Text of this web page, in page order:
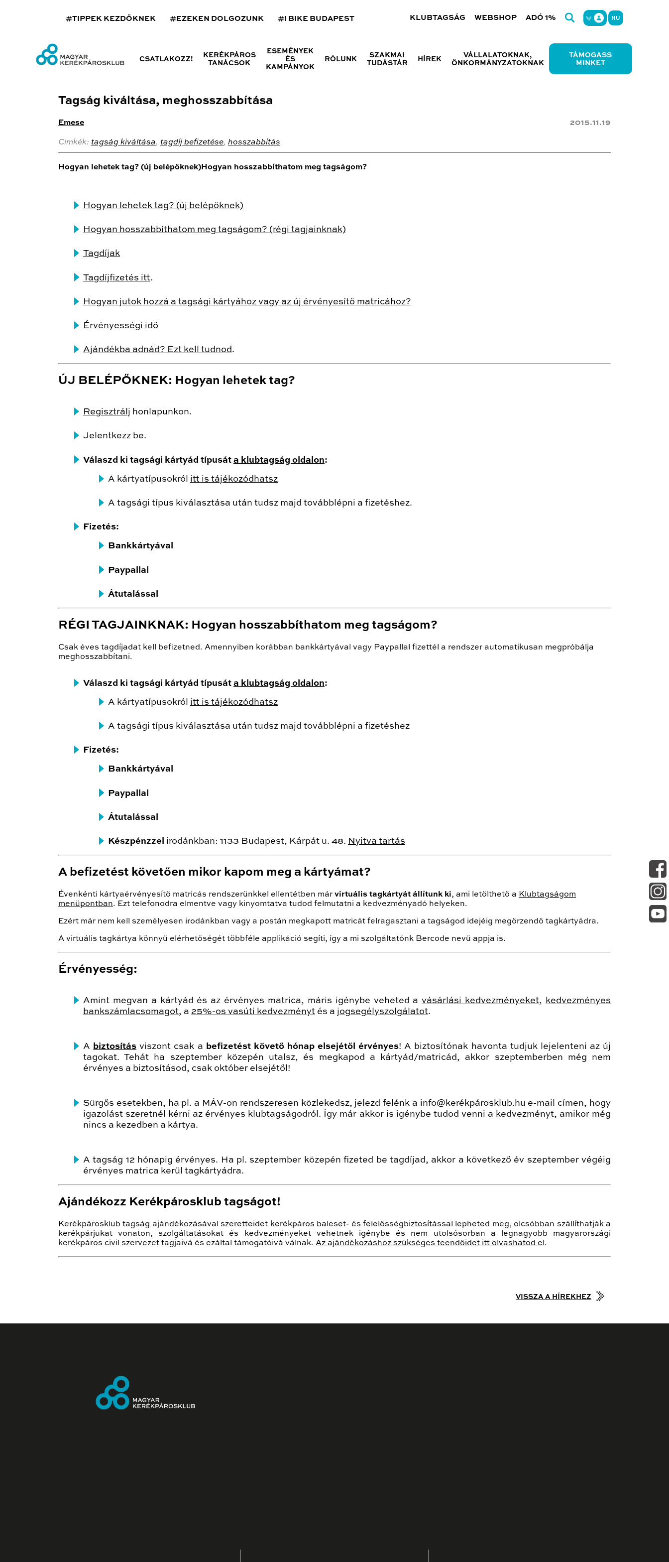
#TIPPEK KEZDŐKNEK #EZEKEN DOLGOZUNK #I BIKE BUDAPEST KLUBTAGSÁG WEBSHOP ADÓ 1% HU
CSATLAKOZZ!
KERÉKPÁROS
TANÁCSOK
ESEMÉNYEK
ÉS
KAMPÁNYOK
RÓLUNK
SZAKMAI
TUDÁSTÁR
HÍREK
VÁLLALATOKNAK,
ÖNKORMÁNYZATOKNAK
TÁMOGASS
MINKET
Tagság kiváltása, meghosszabbítása
Emese 2015.11.19
Cimkék: tagság kiváltása, tagdíj befizetése, hosszabbítás
Hogyan lehetek tag? (új belépőknek)Hogyan hosszabbíthatom meg tagságom?
Hogyan lehetek tag? (új belépőknek)
Hogyan hosszabbíthatom meg tagságom? (régi tagjainknak)
Tagdíjak
Tagdíjfizetés itt.
Hogyan jutok hozzá a tagsági kártyához vagy az új érvényesítő matricához?
Érvényességi idő
Ajándékba adnád? Ezt kell tudnod.
ÚJ BELÉPŐKNEK: Hogyan lehetek tag?
Regisztrálj honlapunkon.
Jelentkezz be.
Válaszd ki tagsági kártyád típusát a klubtagság oldalon:
A kártyatípusokról itt is tájékozódhatsz
A tagsági típus kiválasztása után tudsz majd továbblépni a fizetéshez.
Fizetés:
Bankkártyával
Paypallal
Átutalással
RÉGI TAGJAINKNAK: Hogyan hosszabbíthatom meg tagságom?
Csak éves tagdíjadat kell befizetned. Amennyiben korábban bankkártyával vagy Paypallal fizettél a rendszer automatikusan megpróbálja
meghosszabbítani.
Válaszd ki tagsági kártyád típusát a klubtagság oldalon:
A kártyatípusokról itt is tájékozódhatsz
A tagsági típus kiválasztása után tudsz majd továbblépni a fizetéshez
Fizetés:
Bankkártyával
Paypallal
Átutalással
Készpénzzel irodánkban: 1133 Budapest, Kárpát u. 48. Nyitva tartás
A befizetést követően mikor kapom meg a kártyámat?
Évenkénti kártyaérvényesítő matricás rendszerünkkel ellentétben már virtuális tagkártyát állítunk ki, ami letölthető a Klubtagságom
menüpontban. Ezt telefonodra elmentve vagy kinyomtatva tudod felmutatni a kedvezményadó helyeken.
Ezért már nem kell személyesen irodánkban vagy a postán megkapott matricát felragasztani a tagságod idejéig megőrzendő tagkártyádra.
A virtuális tagkártya könnyű elérhetőségét többféle applikáció segíti, így a mi szolgáltatónk Bercode nevű appja is.
Érvényesség:
Amint megvan a kártyád és az érvényes matrica, máris igénybe veheted avásárlási kedvezményeket,
kedvezményes
bankszámlacsomagot, a 25%-os vasúti kedvezményt és a jogsegélyszolgálatot.
A biztosítás viszont csak a befizetést követő hónap elsejétől érvényes! A biztosítónak havonta tudjuk lejelenteni az új
tagokat. Tehát ha szeptember közepén utalsz, és megkapod a kártyád/matricád, akkor szeptemberben még nem
érvényes a biztosításod, csak október elsejétől!
Sürgős esetekben, ha pl. a MÁV-on rendszeresen közlekedsz, jelezd felénk a info@kerékpárosklub.hu e-mail címen, hogy
igazolást szeretnél kérni az érvényes klubtagságodról. Így már akkor is igénybe tudod venni a kedvezményt, amikor még
nincs a kezedben a kártya.
A tagság 12 hónapig érvényes. Ha pl. szeptember közepén fizeted be tagdíjad, akkor a következő év szeptember végéig
érvényes matrica kerül tagkártyádra.
Ajándékozz Kerékpárosklub tagságot!
Kerékpárosklub tagság ajándékozásával szeretteidet kerékpáros baleset- és felelősségbiztosítással lepheted meg, olcsóbban szállíthatják a
kerékpárjukat vonaton, szolgáltatásokat és kedvezményeket vehetnek igénybe és nem utolsósorban a legnagyobb magyarországi
kerékpáros civil szervezet tagjaivá és ezáltal támogatóivá válnak. Az ajándékozáshoz szükséges teendőidet itt olvashatod el.
VISSZA A HÍREKHEZ